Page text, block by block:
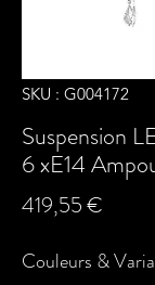
SKU : G004172
Suspension
6 xE14
419,55 €
Couleurs &